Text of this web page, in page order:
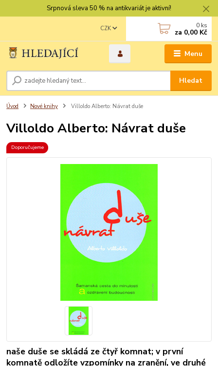
Srpnová sleva 50 % na antikvariát je aktivní!
Menu
CZK
Hledat
0 ks
za 0,00 Kč
Úvod Nové knihy Villoldo Alberto: Návrat duše
Villoldo Alberto: Návrat duše
Doporučujeme
naše duše se skládá ze čtyř komnat; v první
komnatě odložíte vzpomínky na zranění, ve druhé